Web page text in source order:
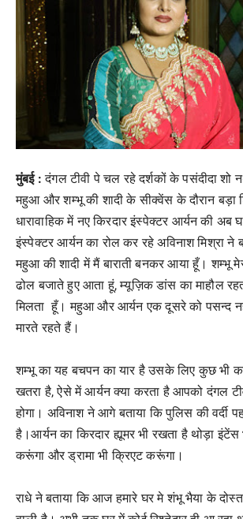
मुंबई : दंगल टीवी पे चल रहे दर्शकों के पसंदीदा शो
महुआ और शम्भू की शादी के सीक्वेंस के दौरान बड़ा
धारावाहिक में नए किरदार इंस्पेक्टर आर्यन की अब
इंस्पेक्टर आर्यन का रोल कर रहे अविनाश मिश्रा ने
महुआ की शादी में मैं बाराती बनकर आया हूँ। शम्भू
ढोल बजाते हुए आता हूं, म्यूज़िक डांस का माहौल
मिलता हूँ। महुआ और आर्यन एक दूसरे को पसन्द
मारते रहते हैं।
शम्भू का यह बचपन का यार है उसके लिए कुछ भी
खतरा है, ऐसे में आर्यन क्या करता है आपको दंगल
होगा। अविनाश ने आगे बताया कि पुलिस की वर्दी
है।आर्यन का किरदार ह्यूमर भी रखता है थोड़ा
करूंगा और ड्रामा भी क्रिएट करूंगा।
राधे ने बताया कि आज हमारे घर मे शंभू भैया के